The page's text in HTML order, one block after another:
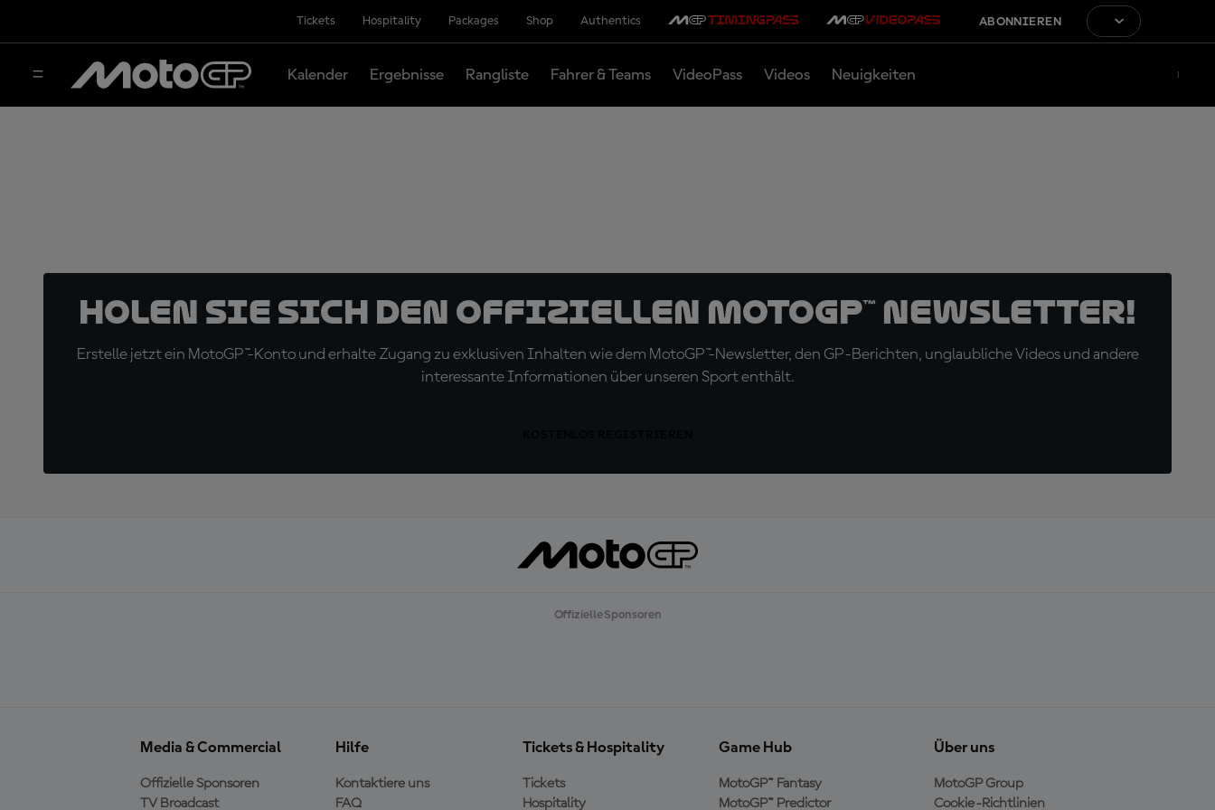
Tickets Hospitality Packages Shop Authentics ABONNIEREN
Kalender Ergebnisse Rangliste Fahrer & Teams VideoPass Videos Neuigkeiten
Holen Sie sich den offiziellen MotoGP™ Newsletter!
Erstelle jetzt ein MotoGP™-Konto und erhalte Zugang zu exklusiven Inhalten wie dem MotoGP™-Newsletter, den GP-Berichten, unglaubliche Videos und andere
interessante Informationen über unseren Sport enthält.
Offizielle Sponsoren
Media & Commercial
Offizielle Sponsoren
TV Broadcast
Hilfe
Kontaktiere uns
FAQ
Tickets & Hospitality
Tickets
Hospitality
Game Hub
MotoGP™ Fantasy
MotoGP™ Predictor
Über uns
MotoGP Group
Cookie-Richtlinien